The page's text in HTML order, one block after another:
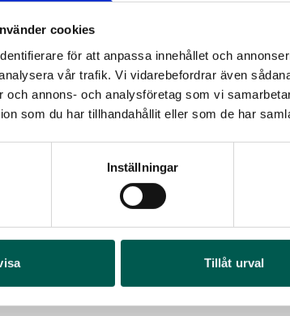
cookies
för att anpassa innehållet och
vår trafik. Vi vidarebefordrar även
och annons- och analysföretag som vi
som du har tillhandahållit eller som de har
Inställningar
Tillåt urval
FULLSERVICE CHEVROLET SUBURBAN
3,0L DURAMAX DIESE 21-
12 377kr